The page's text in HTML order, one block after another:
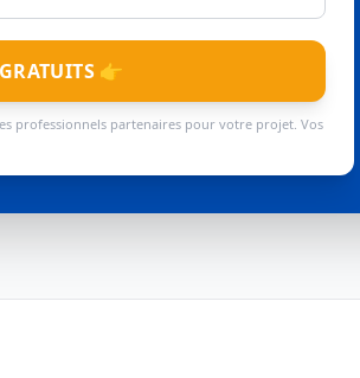
👉
professionnels partenaires pour votre projet. Vos